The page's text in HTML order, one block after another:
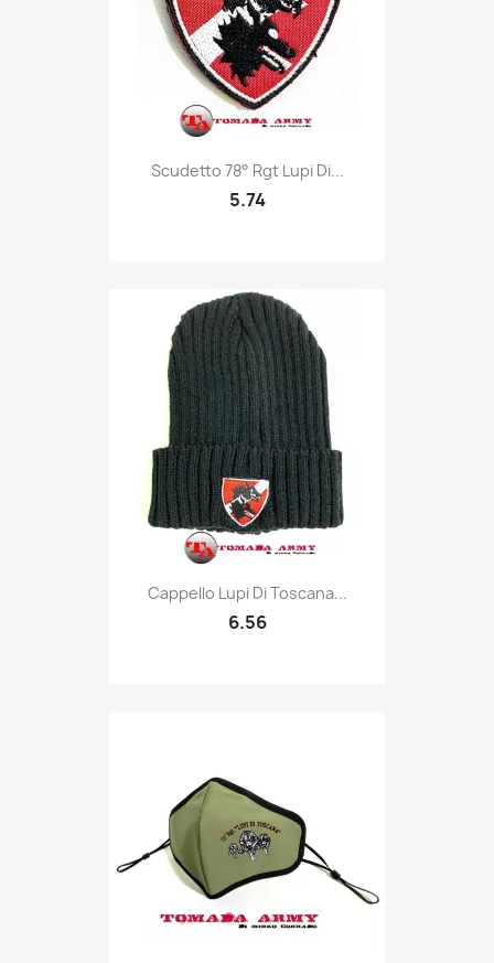
Quick view
Scudetto 78° Rgt Lupi Di...
5.74
 Quick view
Cappello Lupi Di Toscana...
6.56